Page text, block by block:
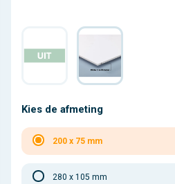
Kies de afmeting
200 x 75 mm
280 x 105 mm